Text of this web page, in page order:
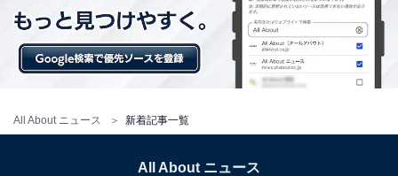
All About ニュース 新着記事一覧
All About ニュース